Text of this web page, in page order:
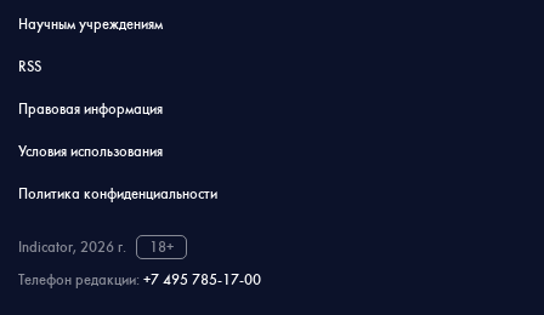
Научным учреждениям
RSS
Правовая информация
Условия использования
Политика конфиденциальности
Indicator, 2026 г.
18+
Телефон редакции: +7 495 785-17-00